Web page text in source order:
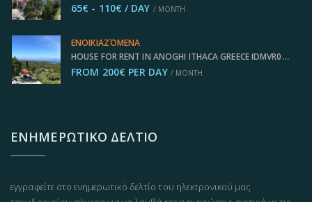
65€ - 110€ / DAY / MONTH
ΕΝΟΙΚΙΑΖΌΜΕΝΑ
HOUSE FOR RENT IN ANOGHI ITHACA GREECE IDMVR002ANO
FROM 200€ PER DAY / MONTH
ΕΝΗΜΕΡΩΤΙΚΌ ΔΕΛΤΊΟ
εγγραφείτε στο ενημερωτικό δελτίο του ηλεκτρονικού μας